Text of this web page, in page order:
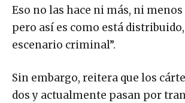
Eso no las hace ni más, ni
pero así es como está
escenario criminal”.
Sin embargo, reitera que los
dos y actualmente pasan por